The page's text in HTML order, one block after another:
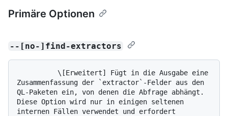
Primäre Optionen
--[no-]find-extractors
Zusammenfassung der `extractor`-Felder aus den
QL-Paketen ein, von denen die Abfrage abhängt.
Diese Option wird nur in einigen seltenen
internen Fällen verwendet und erfordert